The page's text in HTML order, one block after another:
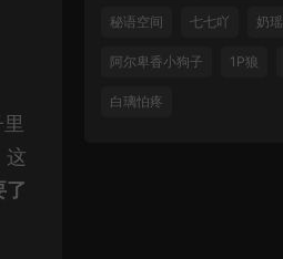
这
了
秘语空间 七七吖 奶
阿尔卑香小狗子 1P狼
白璃怕疼